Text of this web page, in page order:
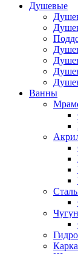
Душевые
Ванны